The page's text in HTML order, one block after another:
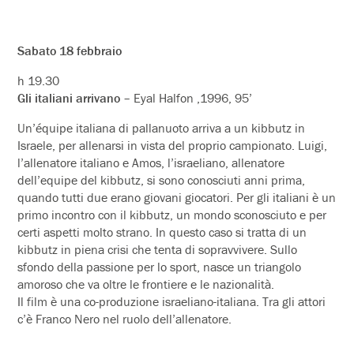
Sabato 18 febbraio
h 19.30
Gli italiani arrivano – Eyal Halfon ,1996, 95’
Un’équipe italiana di pallanuoto arriva a un kibbutz in
Israele, per allenarsi in vista del proprio campionato. Luigi,
l’allenatore italiano e Amos, l’israeliano, allenatore
dell’equipe del kibbutz, si sono conosciuti anni prima,
quando tutti due erano giovani giocatori. Per gli italiani è un
primo incontro con il kibbutz, un mondo sconosciuto e per
certi aspetti molto strano. In questo caso si tratta di un
kibbutz in piena crisi che tenta di sopravvivere. Sullo
sfondo della passione per lo sport, nasce un triangolo
amoroso che va oltre le frontiere e le nazionalità.
Il film è una co-produzione israeliano-italiana. Tra gli attori
c’è Franco Nero nel ruolo dell’allenatore.